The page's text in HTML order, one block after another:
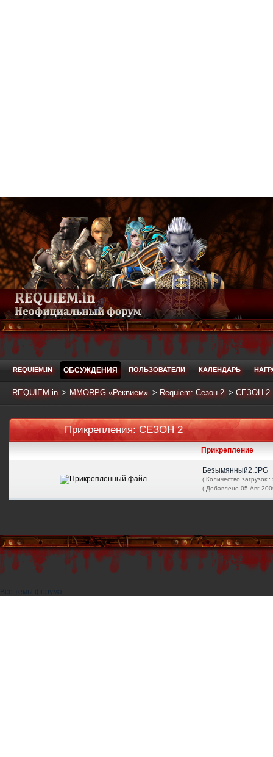
REQUIEM.IN ОБСУЖДЕНИЯ ПОЛЬЗОВАТЕЛИ КАЛЕНДАРЬ
REQUIEM.in > MMORPG «Реквием» > Requiem: Сезон 2 > СЕЗОН 2
Прикрепления: СЕЗОН 2
Прикрепление
Безымянный2.JPG
( Количество загрузок::
( Добавлено 05 Авг
Все темы форума